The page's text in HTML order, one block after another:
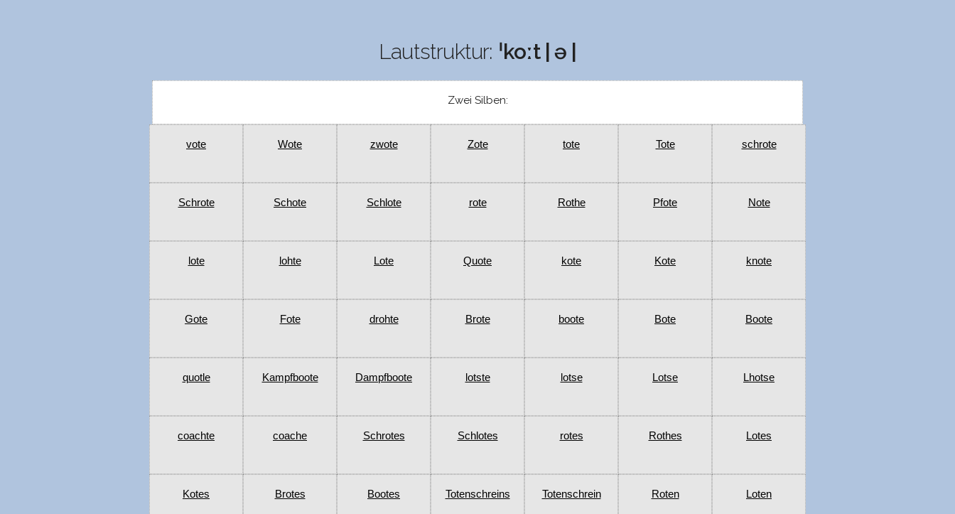
Lautstruktur: ˈkoːt | ə |
Zwei Silben:
vote Wote zwote Zote tote Tote schrote
Schrote Schote Schlote rote Rothe Pfote Note
lote lohte Lote Quote kote Kote knote
Gote Fote drohte Brote boote Bote Boote
quotle Kampfboote Dampfboote lotste lotse Lotse Lhotse
coachte coache Schrotes Schlotes rotes Rothes Lotes
Kotes Brotes Bootes Totenschreins Totenschrein Roten Loten